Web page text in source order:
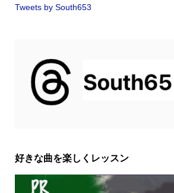
Tweets by South653
好きな曲を楽しくレッスン